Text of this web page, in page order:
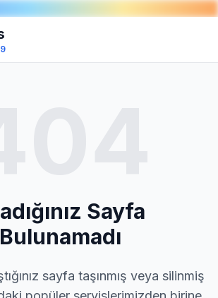
Sayfa
Bulunamadı
sayfa taşınmış veya silinmiş